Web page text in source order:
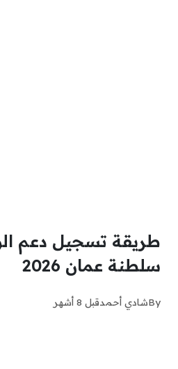
طريقة تسجيل دعم
سلطنة عمان 2026
Byشادي أحمدقبل 8 أشهر